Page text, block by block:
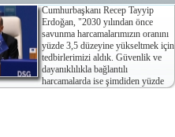
Cumhurbaşkanı Recep Tayyip
Erdoğan, "2030 yılından önce
savunma harcamalarımızın oranını
yüzde 3,5 düzeyine yükseltmek için
tedbirlerimizi aldık. Güvenlik ve
dayanıklılıkla bağlantılı
harcamalarda ise şimdiden yüzde